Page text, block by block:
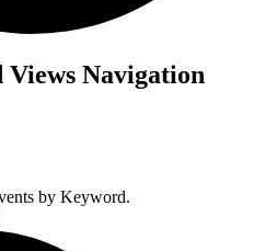
Views Navigation
by Keyword.